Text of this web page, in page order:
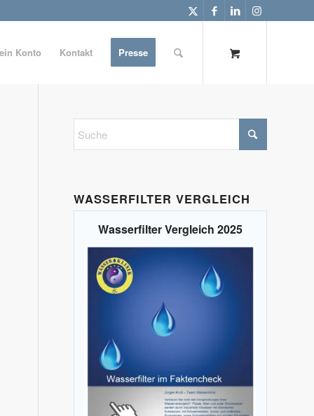
Konto Kontakt Presse
WASSERFILTER VERGLEICH
Wasserfilter Vergleich 2025